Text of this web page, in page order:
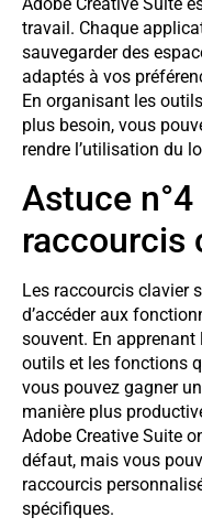
travail. Chaque
sauvegarder des
adaptés à vos
En organisant les
plus besoin, vous
rendre l’utilisation du
Astuce
raccourcis
Les raccourcis clavier
d’accéder aux
souvent. En
outils et les fonctions
vous pouvez gagner
manière plus
Adobe Creative Suite
défaut, mais vous
raccourcis
spécifiques.